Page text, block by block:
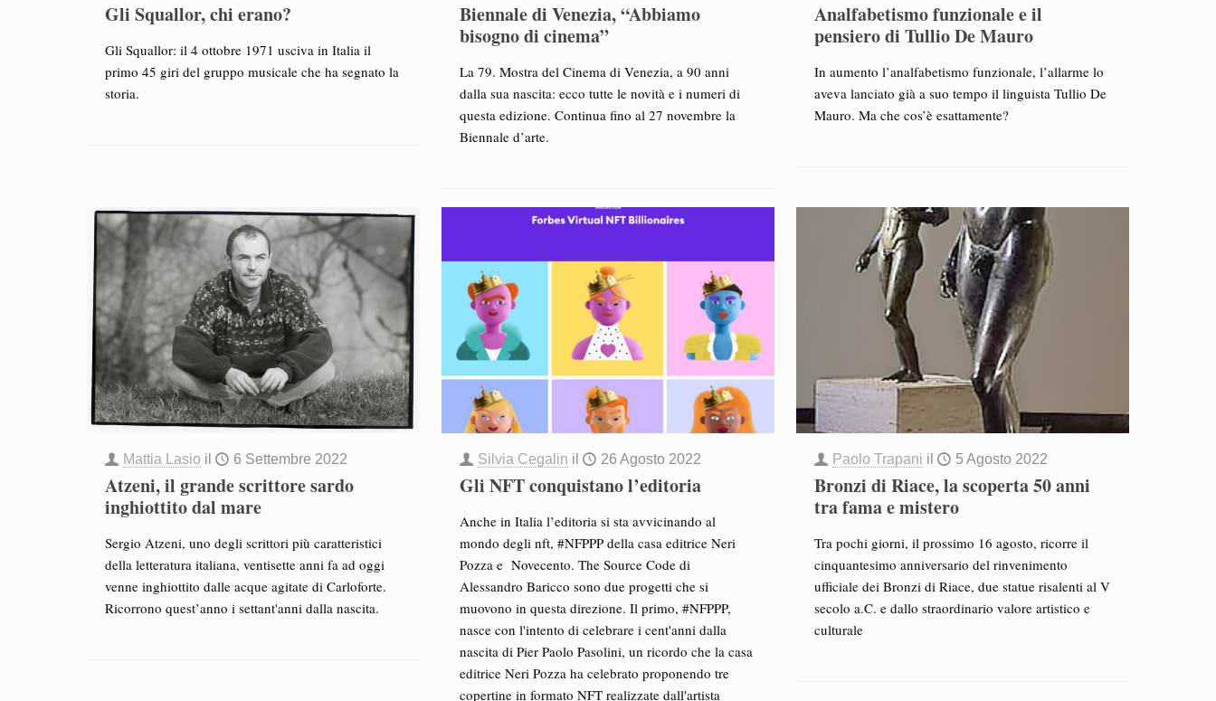
Gli Squallor, chi erano?
Gli Squallor: il 4 ottobre 1971 usciva in Italia il
primo 45 giri del gruppo musicale che ha segnato la
storia.
Biennale di Venezia, “Abbiamo
bisogno di cinema”
La 79. Mostra del Cinema di Venezia, a 90 anni
dalla sua nascita: ecco tutte le novità e i numeri di
questa edizione. Continua fino al 27 novembre la
Biennale d’arte.
Analfabetismo funzionale e il
pensiero di Tullio De Mauro
In aumento l’analfabetismo funzionale, l’allarme lo
aveva lanciato già a suo tempo il linguista Tullio De
Mauro. Ma che cos’è esattamente?
Mattia Lasio il 6 Settembre 2022
Atzeni, il grande scrittore sardo
inghiottito dal mare
Sergio Atzeni, uno degli scrittori più caratteristici
della letteratura italiana, ventisette anni fa ad oggi
venne inghiottito dalle acque agitate di Carloforte.
Ricorrono quest’anno i settant'anni dalla nascita.
Silvia Cegalin il 26 Agosto 2022
Gli NFT conquistano l’editoria
Anche in Italia l’editoria si sta avvicinando al
mondo degli nft, #NFPPP della casa editrice Neri
Pozza e Novecento. The Source Code di
Alessandro Baricco sono due progetti che si
muovono in questa direzione. Il primo, #NFPPP,
nasce con l'intento di celebrare i cent'anni dalla
nascita di Pier Paolo Pasolini, un ricordo che la casa
editrice Neri Pozza ha celebrato proponendo tre
copertine in formato NFT realizzate dall'artista
Paolo Trapani il 5 Agosto 2022
Bronzi di Riace, la scoperta 50 anni
tra fama e mistero
Tra pochi giorni, il prossimo 16 agosto, ricorre il
cinquantesimo anniversario del rinvenimento
ufficiale dei Bronzi di Riace, due statue risalenti al V
secolo a.C. e dallo straordinario valore artistico e
culturale